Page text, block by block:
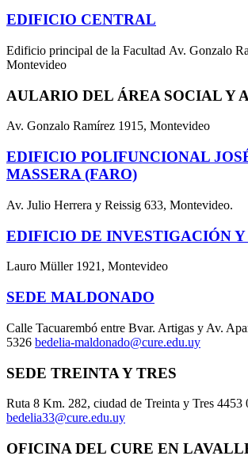
EDIFICIO CENTRAL
Edificio principal de la Facultad Av. Gonzalo
Montevideo
AULARIO DEL ÁREA SOCIAL Y
Av. Gonzalo Ramírez 1915, Montevideo
EDIFICIO POLIFUNCIONAL
MASSERA (FARO)
Av. Julio Herrera y Reissig 633, Montevideo.
EDIFICIO DE INVESTIGACIÓN Y
Lauro Müller 1921, Montevideo
SEDE MALDONADO
Calle Tacuarembó entre Bvar. Artigas y Av.
5326 bedelia-maldonado@cure.edu.uy
SEDE TREINTA Y TRES
Ruta 8 Km. 282, ciudad de Treinta y Tres 4453
bedelia33@cure.edu.uy
OFICINA DEL CURE EN